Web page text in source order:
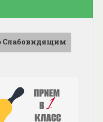
Слабовидящим